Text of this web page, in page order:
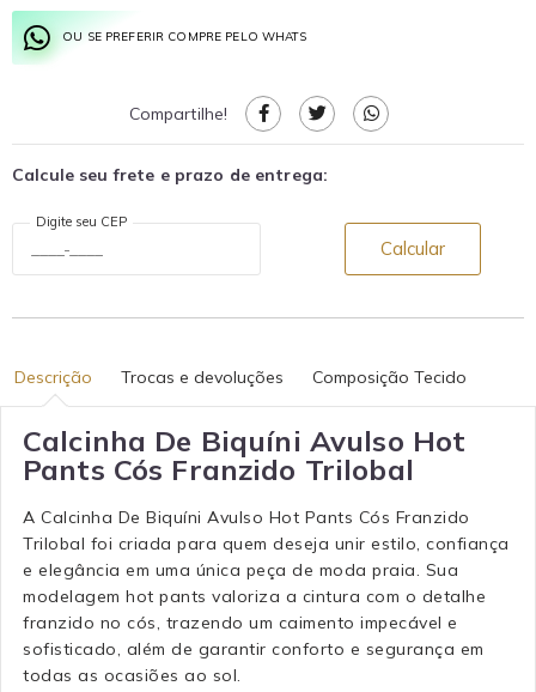
OU SE PREFERIR COMPRE PELO WHATS
Compartilhe!
Calcule seu frete e prazo de entrega:
Digite seu CEP
Calcular
Descrição Trocas e devoluções Composição Tecido
Calcinha De Biquíni Avulso Hot
Pants Cós Franzido Trilobal
A Calcinha De Biquíni Avulso Hot Pants Cós Franzido
Trilobal foi criada para quem deseja unir estilo, confiança
e elegância em uma única peça de moda praia. Sua
modelagem hot pants valoriza a cintura com o detalhe
franzido no cós, trazendo um caimento impecável e
sofisticado, além de garantir conforto e segurança em
todas as ocasiões ao sol.